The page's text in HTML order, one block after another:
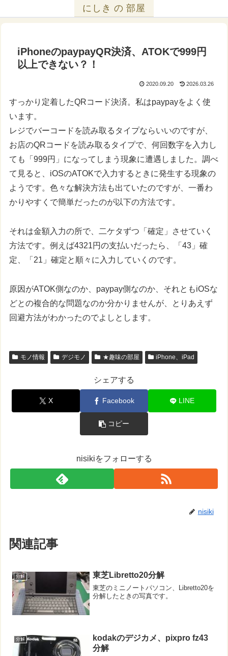
にしき の 部屋
iPhoneのpaypayQR決済、ATOKで999円
以上できない？！
2020.09.20 2026.03.26
すっかり定着したQRコード決済。私はpaypayをよく使
います。
レジでバーコードを読み取るタイプならいいのですが、
お店のQRコードを読み取るタイプで、何回数字を入力し
ても「999円」になってしまう現象に遭遇しました。調べ
て見ると、iOSのATOKで入力するときに発生する現象の
ようです。色々な解決方法も出ていたのですが、一番わ
かりやすくで簡単だったのが以下の方法です。
それは金額入力の所で、二ケタずつ「確定」させていく
方法です。例えば4321円の支払いだったら、「43」確
定、「21」確定と順々に入力していくのです。
原因がATOK側なのか、paypay側なのか、それともiOSな
どとの複合的な問題なのか分かりませんが、とりあえず
回避方法がわかったのでよしとします。
モノ情報 デジモノ ★趣味の部屋 iPhone、iPad
シェアする
X Facebook LINE
コピー
nisikiをフォローする
nisiki
関連記事
分解 東芝Libretto20分解
東芝のミニノートパソコン、Libretto20を
分解したときの写真です。
分解
kodakのデジカメ、pixpro fz43
分解